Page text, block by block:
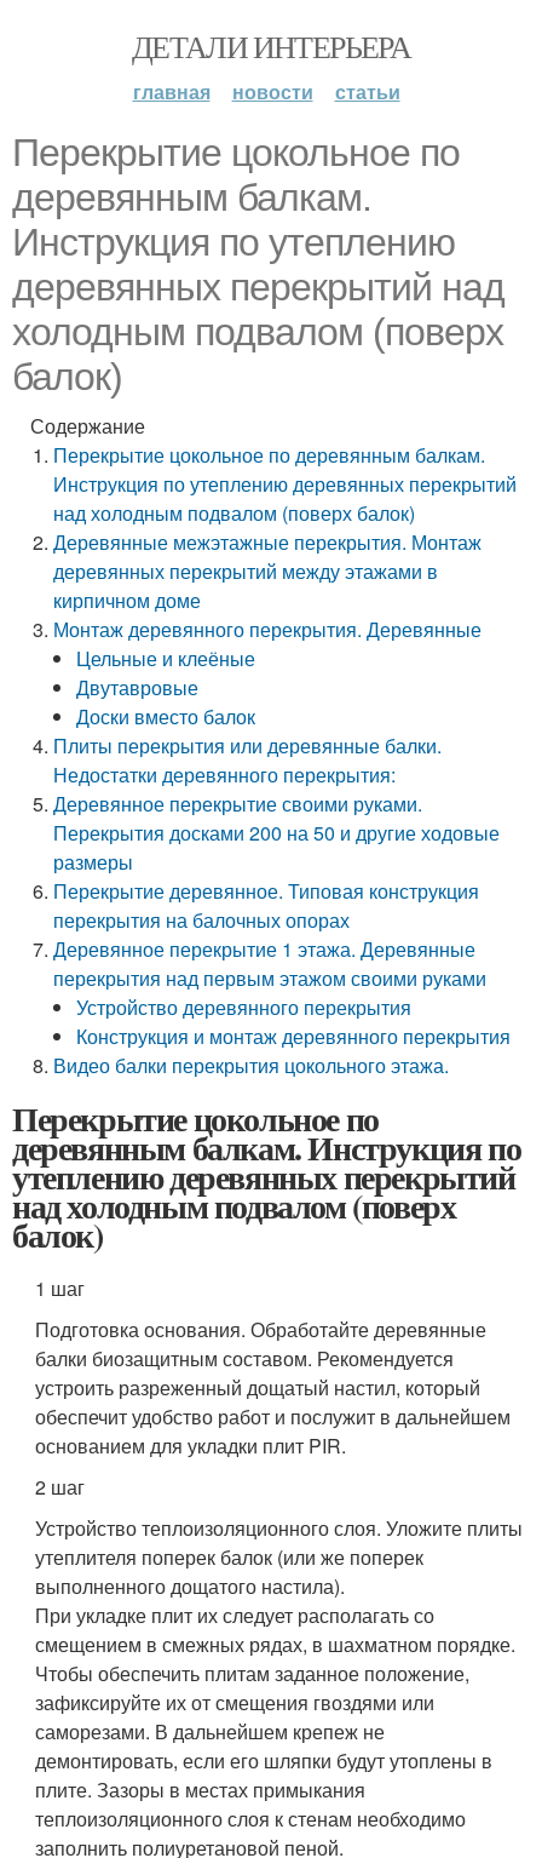
ДЕТАЛИ ИНТЕРЬЕРА
главная новости статьи
Перекрытие цокольное по
деревянным балкам.
Инструкция по утеплению
деревянных перекрытий над
холодным подвалом (поверх
балок)
Содержание
Перекрытие цокольное по деревянным балкам.
Инструкция по утеплению деревянных перекрытий
над холодным подвалом (поверх балок)
Деревянные межэтажные перекрытия. Монтаж
деревянных перекрытий между этажами в
кирпичном доме
Монтаж деревянного перекрытия. Деревянные
Цельные и клеёные
Двутавровые
Доски вместо балок
Плиты перекрытия или деревянные балки.
Недостатки деревянного перекрытия:
Деревянное перекрытие своими руками.
Перекрытия досками 200 на 50 и другие ходовые
размеры
Перекрытие деревянное. Типовая конструкция
перекрытия на балочных опорах
Деревянное перекрытие 1 этажа. Деревянные
перекрытия над первым этажом своими руками
Устройство деревянного перекрытия
Конструкция и монтаж деревянного перекрытия
Видео балки перекрытия цокольного этажа.
Перекрытие цокольное по
деревянным балкам. Инструкция по
утеплению деревянных перекрытий
над холодным подвалом (поверх
балок)
1 шаг
Подготовка основания. Обработайте деревянные
балки биозащитным составом. Рекомендуется
устроить разреженный дощатый настил, который
обеспечит удобство работ и послужит в дальнейшем
основанием для укладки плит PIR.
2 шаг
Устройство теплоизоляционного слоя. Уложите плиты
утеплителя поперек балок (или же поперек
выполненного дощатого настила).
При укладке плит их следует располагать со
смещением в смежных рядах, в шахматном порядке.
Чтобы обеспечить плитам заданное положение,
зафиксируйте их от смещения гвоздями или
саморезами. В дальнейшем крепеж не
демонтировать, если его шляпки будут утоплены в
плите. Зазоры в местах примыкания
теплоизоляционного слоя к стенам необходимо
заполнить полиуретановой пеной.